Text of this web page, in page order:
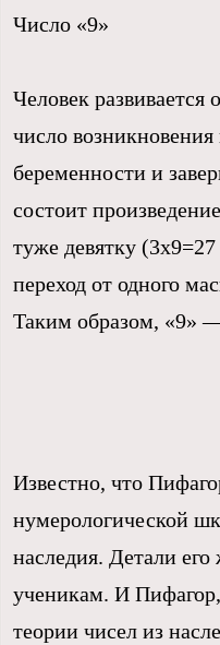
Число «9»
Человек развивается
число
беременности и
состоит
туже девятку
переход от одного
Таким образом, «9»
Известно, что
нумерологической
наследия. Детали его
ученикам. И
теории чисел из